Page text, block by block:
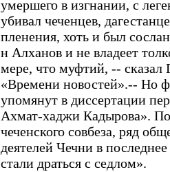
умершего в изгнании, с
убивал чеченцев,
пленения, хоть и был
н Алханов и не владеет
мере, что муфтий, -- сказал
«Времени новостей».-- Но
упомянут в диссертации
Ахмат-хаджи Кадырова».
чеченского совбеза, ряд
деятелей Чечни в
стали драться с седлом».